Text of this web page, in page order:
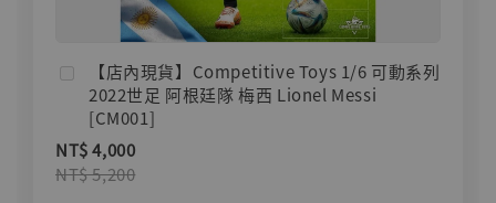
【店內現貨】Competitive Toys 1/6 可動系列
2022世足 阿根廷隊 梅西 Lionel Messi
[CM001]
NT$ 4,000
NT$ 5,200